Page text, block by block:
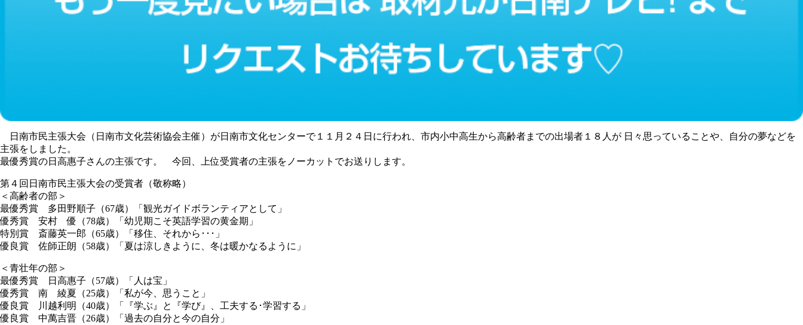
日南市民主張大会（日南市文化芸術協会主催）が日南市文化センターで１１月２４日に行われ、市内小中高生から高齢者までの出場者１８人が 日々思っていることや、自分の夢などを
主張をしました。
最優秀賞の日高惠子さんの主張です。 今回、上位受賞者の主張をノーカットでお送りします。
第４回日南市民主張大会の受賞者（敬称略）
＜高齢者の部＞
最優秀賞 多田野順子（67歳）「観光ガイドボランティアとして」
優秀賞 安村 優（78歳）「幼児期こそ英語学習の黄金期」
特別賞 斎藤英一郎（65歳）「移住、それから･･･」
優良賞 佐師正朗（58歳）「夏は涼しきように、冬は暖かなるように」
＜青壮年の部＞
最優秀賞 日高惠子（57歳）「人は宝」
優秀賞 南 綾夏（25歳）「私が今、思うこと」
優良賞 川越利明（40歳）「『学ぶ』と『学び』、工夫する･学習する」
優良賞 中萬吉晋（26歳）「過去の自分と今の自分」